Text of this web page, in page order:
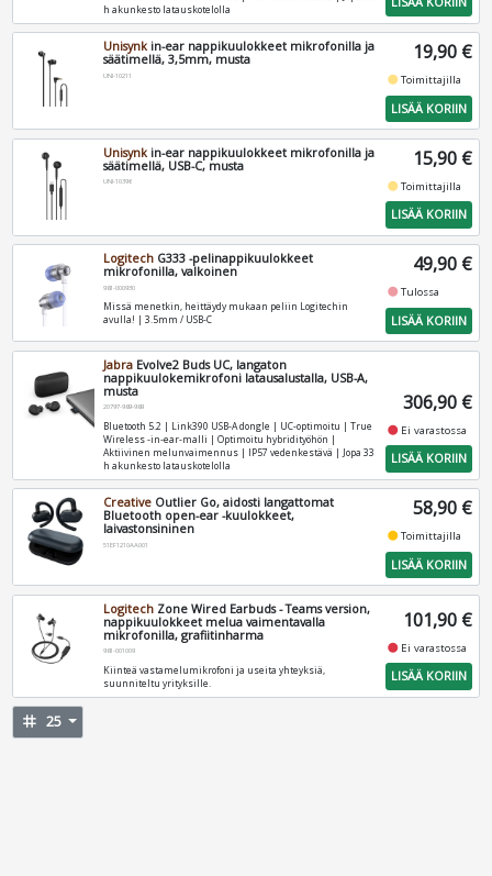
h akunkesto latauskotelolla
Unisynkin-ear nappikuulokkeet mikrofonilla ja
säätimellä, 3,5mm, musta
UNI-10211
19,90 €
fiber_manual_recordToimittajilla
LISÄÄ KORIIN
Unisynkin-ear nappikuulokkeet mikrofonilla ja
säätimellä, USB-C, musta
UNI-10396
15,90 €
fiber_manual_recordToimittajilla
LISÄÄ KORIIN
Logitech G333 -pelinappikuulokkeet
mikrofonilla, valkoinen
981-000930
Missä menetkin, heittäydy mukaan peliin Logitechin
avulla! | 3.5mm / USB-C
49,90 €
fiber_manual_recordTulossa
LISÄÄ KORIIN
Jabra Evolve2 Buds UC, langaton
nappikuulokemikrofoni latausalustalla, USB-A,
musta
20797-989-989
Bluetooth 5.2 | Link390 USB‑A dongle | UC-optimoitu | True
Wireless ‑in‑ear‑malli | Optimoitu hybridityöhön |
Aktiivinen melunvaimennus | IP57 vedenkestävä | Jopa 33
h akunkesto latauskotelolla
306,90 €
fiber_manual_record Ei varastossa
LISÄÄ KORIIN
Creative Outlier Go, aidosti langattomat
Bluetooth open-ear -kuulokkeet,
laivastonsininen
51EF1210AA001
58,90 €
fiber_manual_recordToimittajilla
LISÄÄ KORIIN
Logitech Zone Wired Earbuds - Teams version,
nappikuulokkeet melua vaimentavalla
mikrofonilla, grafiitinharma
981-001009
Kiinteä vastamelumikrofoni ja useita yhteyksiä,
suunniteltu yrityksille.
101,90 €
fiber_manual_record Ei varastossa
LISÄÄ KORIIN
tag 25